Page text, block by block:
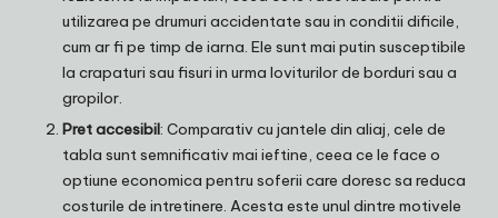
utilizarea pe drumuri accidentate sau in conditii dificile,
cum ar fi pe timp de iarna. Ele sunt mai putin susceptibile
la crapaturi sau fisuri in urma loviturilor de borduri sau a
gropilor.
Pret accesibil: Comparativ cu jantele din aliaj, cele de
tabla sunt semnificativ mai ieftine, ceea ce le face o
optiune economica pentru soferii care doresc sa reduca
costurile de intretinere. Acesta este unul dintre motivele